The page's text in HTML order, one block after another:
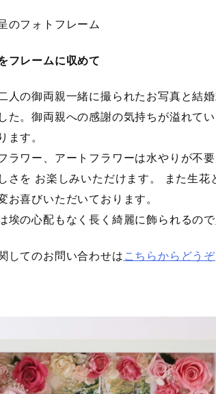
のフォトフレーム
フレームに収めて
人の御両親一緒に撮られたお写真と結
た。御両親への感謝の気持ちが溢れて
ます。
ラワー、アートフラワーは水やりが不
さを お楽しみいただけます。 また生
お喜びいただいております。
埃の心配もなく長く綺麗に飾られるので
してのお問い合わせはこちらからどうぞ